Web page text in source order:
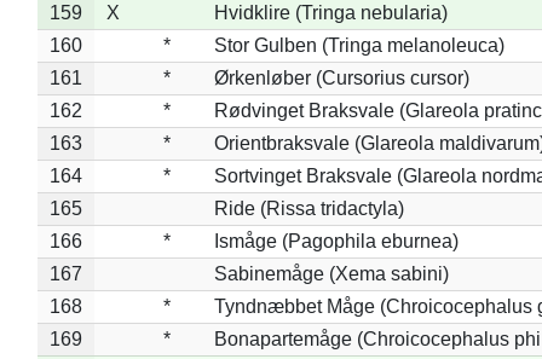
159 X
Hvidklire (Tringa nebularia)
160
*
Stor Gulben (Tringa melanoleuca)
161
*
Ørkenløber (Cursorius cursor)
162
*
Rødvinget Braksvale (Glareola
163
*
Orientbraksvale (Glareola
164
*
Sortvinget Braksvale (Glareola
165
Ride (Rissa tridactyla)
166
*
Ismåge (Pagophila eburnea)
167
Sabinemåge (Xema sabini)
168
*
Tyndnæbbet Måge (Chroicocephalus
169
*
Bonapartemåge (Chroicocephalus